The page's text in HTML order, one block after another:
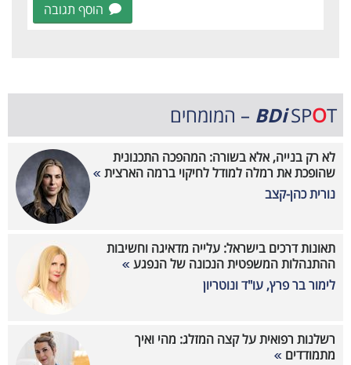
הוסף תגובה
BDiSPOT – המומחים
לא רק בנייה, אלא בשורה: המהפכה התכנונית
שהופכת את רמלה למודל לחיקוי ברמה הארצית
נורית כהן-קצב
תאונות דרכים בישראל: עלייה מדאיגה וחשיבות
ההתנהלות המשפטית הנכונה של הנפגע
לימור בר פרץ, עו"ד ונוטריון
רשלנות רפואית על קצה המזלג: מהי ואיך
מתמודדים